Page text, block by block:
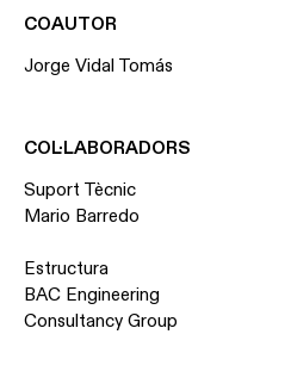
COAUTOR
Jorge Vidal Tomás
COL·LABORADORS
Suport Tècnic
Mario Barredo
Estructura
BAC Engineering
Consultancy Group